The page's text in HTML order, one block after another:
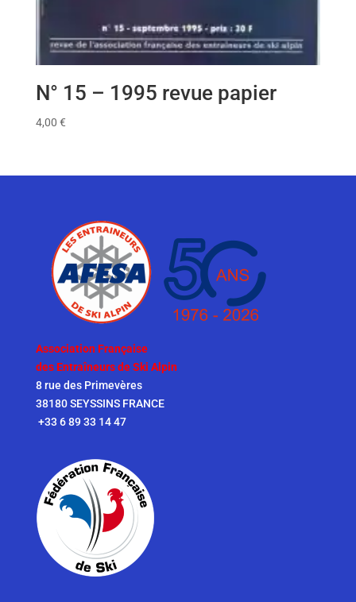
N° 15 – 1995 revue papier
4,00 €
Association Française
des Entraîneurs de Ski Alpin
8 rue des Primevères
38180 SEYSSINS FRANCE
+33 6 89 33 14 47